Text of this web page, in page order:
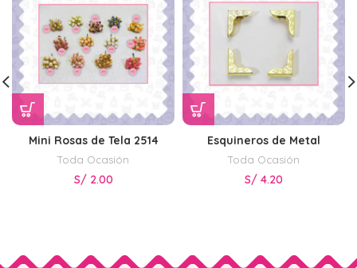
Mini Rosas de Tela 2514
Toda Ocasión
S/ 2.00
Esquineros de Metal
Toda Ocasión
S/ 4.20